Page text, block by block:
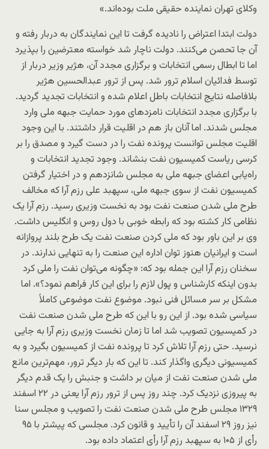
وکلای تهران نماینده حقیقی ملت بوده‌اند.»
دولت ابتدا اعتراض را نادیده گرفت تا این نمایندگان به دربار رفته و
آن جا تحصن می‌کنند. دولت ناچار شد خواسته معترضین را بپذیرد
اما تا ابطال رسمی انتخابات و برگزاری مجدد آن، هژیر وزیر دربار از
توسط فدائیان اسلام ترور شد. پس از ترور عبدالحسین هژیر
بلافاصله نتایج انتخابات باطل اعلام شده و انتخابات تجدید گردید.
با برگزاری مجدد انتخابات نامزدهای مورد حمایت جبهه ملی وارد
مجلس شدند. اما آنان باز هم در اقلیت قرار داشتند. با این وجود
اقلیت مجلس توانست پرونده نفت را در دست گیرد و مصدق را بر
کرسی ریاست کمیسیون نفت بنشاند. وجود تجدید انتخابات و
راه‌یابی اعضای جبهه ملی به مجلس شانزدهم و در اختیار گرفتن
کمیسیون نفت از سوی جبهه ملی، سپهبد علی رزم آرا که مخالف
طرح ملی شدن صنعت نفت بود به نخست وزیری رسید. رزم آرا یک
نظامی کار کشته بود که رابطه خوبی با دول روس و انگلیس داشت.
وی بر این باور بود که ملی کردن صنعت نفت یک طرح بلند پروازانه
است و ایرانیان هنوز توان اداره این صنعت را به تنهایی ندارند. در
سخنان رزم آرا این جمله بود که: «چگونه می‌توان نفت را ملی کرد
بدون اینکه کارشناس و پول لازم را برای این کار فراهم نمود؟». اما
مشکل بر سر مسائل فنی نبود. موضوع نفت موضوعی کاملاً
سیاسی شده بود. از این رو با این که طرح ملی شدن صنعت نفت
در کمیسیون تصویب شد اما تا زمان نخست وزیری رزم آرا به جایی
نرسید. حتی رزم آرا تلاش کرد تا پرونده نفت از کمیسیون بگیرد و به
کمیسیونی دیگری واگذار کند. تا این که بار دیگر ترور، مهم‌ترین مانع
ملی شدن صنعت نفت از میان بر داشت و جنبش را یک قدم دیگر
به پیروزی نزدیک کرد. چند روز پس از ترور رزم آرا یعنی در ۲۲ اسفند
۱۳۲۹ مجلس طرح ملی شدن صنعت نفت را تصویب و مجلس سنا
نیز روز ۲۹ اسفند آن را تأیید و قانون کرد. مجلسی که پیشتر با ۹۵
رأی از ۱۰۵ به سپهبد رزم آرا رأی اعتماد داده بود.